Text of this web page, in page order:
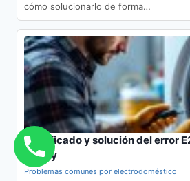
cómo solucionarlo de forma…
Significado y solución del error
Candy
Problemas comunes por electrodoméstico